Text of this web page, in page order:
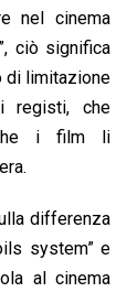
nel cinema
ciò significa
di limitazione
registi, che
che i film li
differenza
system” e
al cinema